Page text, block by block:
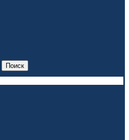
Поиск